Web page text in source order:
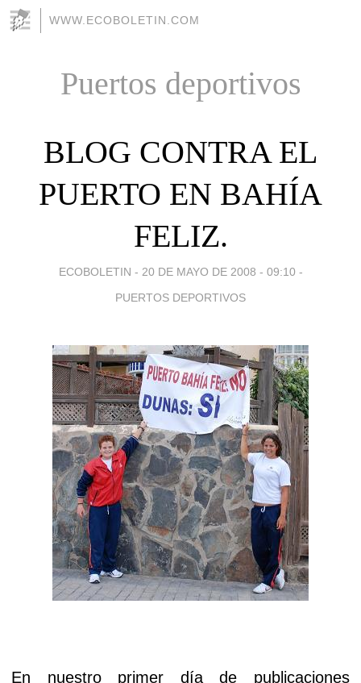
WWW.ECOBOLETIN.COM
Puertos deportivos
BLOG CONTRA EL
PUERTO EN BAHÍA
FELIZ.
ECOBOLETIN - 20 DE MAYO DE 2008 - 09:10 -
PUERTOS DEPORTIVOS
En nuestro primer día de publicaciones